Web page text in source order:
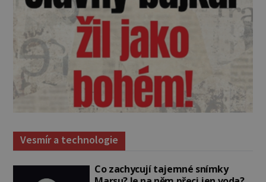
Vesmír a technologie
Co zachycují tajemné snímky